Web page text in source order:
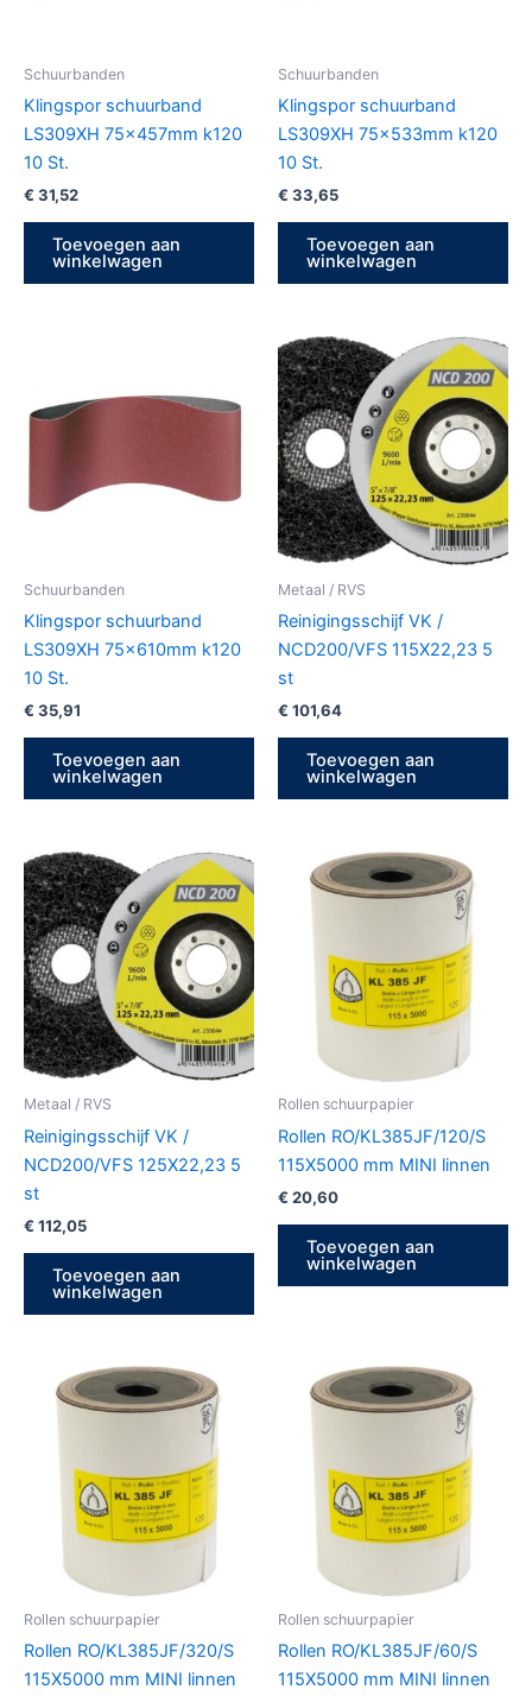
Schuurbanden
Klingspor schuurband
LS309XH 75x457mm k120
10 St.
€ 31,52
Toevoegen aan
winkelwagen
Schuurbanden
Klingspor schuurband
LS309XH 75x533mm k120
10 St.
€ 33,65
Toevoegen aan
winkelwagen
Schuurbanden
Klingspor schuurband
LS309XH 75x610mm k120
10 St.
€ 35,91
Toevoegen aan
winkelwagen
Metaal / RVS
Reinigingsschijf VK /
NCD200/VFS 115X22,23 5
st
€ 101,64
Toevoegen aan
winkelwagen
Metaal / RVS
Reinigingsschijf VK /
NCD200/VFS 125X22,23 5
st
€ 112,05
Toevoegen aan
winkelwagen
Rollen schuurpapier
Rollen RO/KL385JF/120/S
115X5000 mm MINI linnen
€ 20,60
Toevoegen aan
winkelwagen
Rollen schuurpapier
Rollen RO/KL385JF/320/S
115X5000 mm MINI linnen
Rollen schuurpapier
Rollen RO/KL385JF/60/S
115X5000 mm MINI linnen